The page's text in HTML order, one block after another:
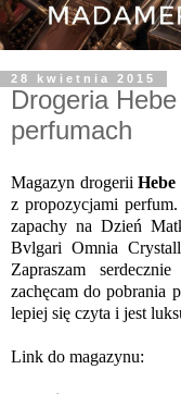
28 kwietnia 2015
Drogeria
perfumach
Magazyn drogeriiHebe
z propozycjami
zapachy na Dzień
Bvlgari Omnia
Zapraszam
zachęcam do pobrania
lepiej się czyta i jest
Link do magazynu: